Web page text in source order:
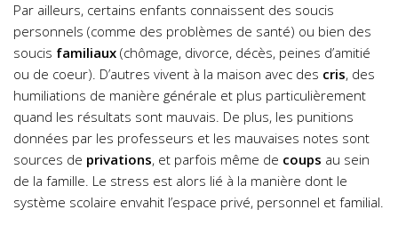
Par ailleurs, certains enfants connaissent des soucis
personnels (comme des problèmes de santé) ou bien des
soucis familiaux (chômage, divorce, décès, peines d’amitié
ou de coeur). D’autres vivent à la maison avec des cris, des
humiliations de manière générale et plus particulièrement
quand les résultats sont mauvais. De plus, les punitions
données par les professeurs et les mauvaises notes sont
sources de privations, et parfois même de coups au sein
de la famille. Le stress est alors lié à la manière dont le
système scolaire envahit l’espace privé, personnel et familial.